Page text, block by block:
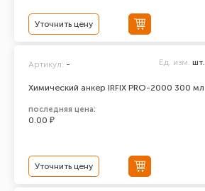
Уточнить цену
Химический анкер IRFIX PRO-2000 300 мл
Артикул: - Ед. изм. шт.
последняя цена:
0.00 ₽
Уточнить цену